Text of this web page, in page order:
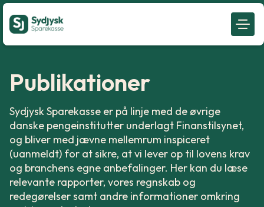
Publikationer
Sydjysk Sparekasse er på linje med de øvrige
danske pengeinstitutter underlagt Finanstilsynet,
og bliver med jævne mellemrum inspiceret
(uanmeldt) for at sikre, at vi lever op til lovens krav
og branchens egne anbefalinger. Her kan du læse
relevante rapporter, vores regnskab og
redegørelser samt andre informationer omkring